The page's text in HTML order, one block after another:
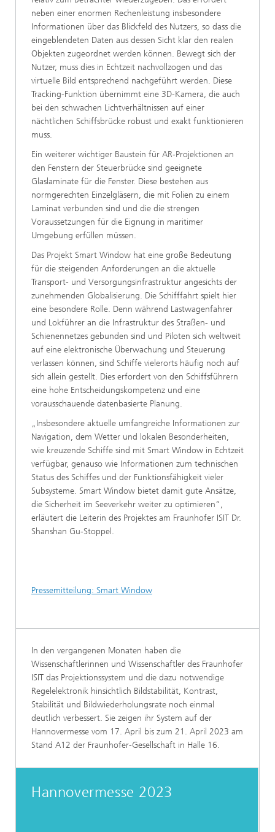
neben einer enormen Rechenleistung insbesondere
Informationen über das Blickfeld des Nutzers, so dass die
eingeblendeten Daten aus dessen Sicht klar den realen
Objekten zugeordnet werden können. Bewegt sich der
Nutzer, muss dies in Echtzeit nachvollzogen und das
virtuelle Bild entsprechend nachgeführt werden. Diese
Tracking-Funktion übernimmt eine 3D-Kamera, die auch
bei den schwachen Lichtverhältnissen auf einer
nächtlichen Schiffsbrücke robust und exakt funktionieren
muss.
Ein weiterer wichtiger Baustein für AR-Projektionen an
den Fenstern der Steuerbrücke sind geeignete
Glaslaminate für die Fenster. Diese bestehen aus
normgerechten Einzelgläsern, die mit Folien zu einem
Laminat verbunden sind und die die strengen
Voraussetzungen für die Eignung in maritimer
Umgebung erfüllen müssen.
Das Projekt Smart Window hat eine große Bedeutung
für die steigenden Anforderungen an die aktuelle
Transport- und Versorgungsinfrastruktur angesichts der
zunehmenden Globalisierung. Die Schifffahrt spielt hier
eine besondere Rolle. Denn während Lastwagenfahrer
und Lokführer an die Infrastruktur des Straßen- und
Schienennetzes gebunden sind und Piloten sich weltweit
auf eine elektronische Überwachung und Steuerung
verlassen können, sind Schiffe vielerorts häufig noch auf
sich allein gestellt. Dies erfordert von den Schiffsführern
eine hohe Entscheidungskompetenz und eine
vorausschauende datenbasierte Planung.
„Insbesondere aktuelle umfangreiche Informationen zur
Navigation, dem Wetter und lokalen Besonderheiten,
wie kreuzende Schiffe sind mit Smart Window in Echtzeit
verfügbar, genauso wie Informationen zum technischen
Status des Schiffes und der Funktionsfähigkeit vieler
Subsysteme. Smart Window bietet damit gute Ansätze,
die Sicherheit im Seeverkehr weiter zu optimieren“,
erläutert die Leiterin des Projektes am Fraunhofer ISIT Dr.
Shanshan Gu-Stoppel.
Pressemitteilung: Smart Window
In den vergangenen Monaten haben die
Wissenschaftlerinnen und Wissenschaftler des Fraunhofer
ISIT das Projektionssystem und die dazu notwendige
Regelelektronik hinsichtlich Bildstabilität, Kontrast,
Stabilität und Bildwiederholungsrate noch einmal
deutlich verbessert. Sie zeigen ihr System auf der
Hannovermesse vom 17. April bis zum 21. April 2023 am
Stand A12 der Fraunhofer-Gesellschaft in Halle 16.
Hannovermesse 2023